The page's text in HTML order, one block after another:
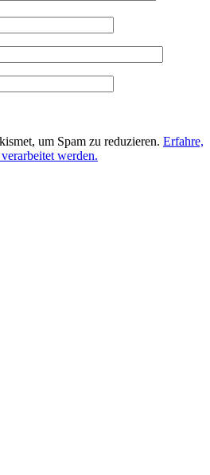
um Spam zu reduzieren. Erfahre,
werden.